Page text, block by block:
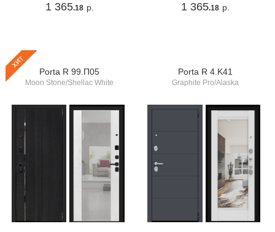
1 365.18 р. 1 365.18 р.
хит
Porta R 99.П05
Moon Stone/Shellac White
Porta R 4.K41
Graphite Pro/Alaska